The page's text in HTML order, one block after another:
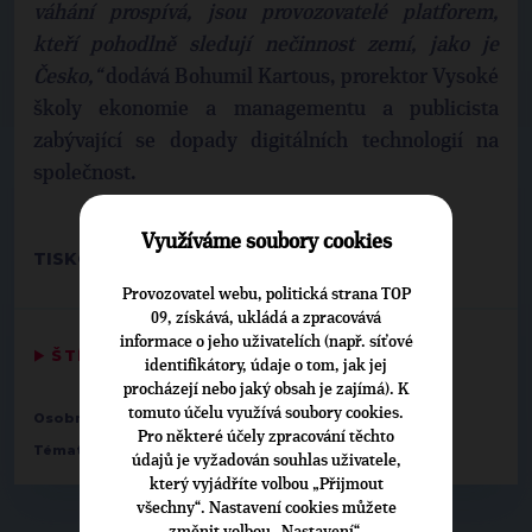
váhání prospívá, jsou provozovatelé platforem,
kteří pohodlně sledují nečinnost zemí, jako je
Česko,“dodává Bohumil Kartous, prorektor Vysoké
školy ekonomie a managementu a publicista
zabývající se dopady digitálních technologií na
společnost.
TISKOVÉ ODDĚLENÍ TOP 09
▶ ŠTÍTKY
Osobnosti: Helena Langšádlová
Témata: E-government a IT ,EU , Média ,Zdravotnictví
Využíváme soubory cookies
Provozovatel webu, politická strana TOP
09, získává, ukládá a zpracovává
informace o jeho uživatelích (např. síťové
identifikátory, údaje o tom, jak jej
procházejí nebo jaký obsah je zajímá). K
tomuto účelu využívá soubory cookies.
Pro některé účely zpracování těchto
údajů je vyžadován souhlas uživatele,
který vyjádříte volbou „Přijmout
všechny“. Nastavení cookies můžete